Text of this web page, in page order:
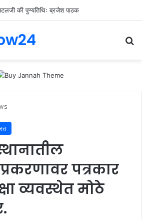
की पुण्यतिथिः ब्रजेश पाठक
पत्रकार
व्यवस्थेत मोठे